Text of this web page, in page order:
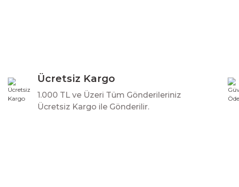
Ücretsiz Kargo
1.000 TL ve Üzeri Tüm Gönderileriniz
Ücretsiz Kargo ile Gönderilir.